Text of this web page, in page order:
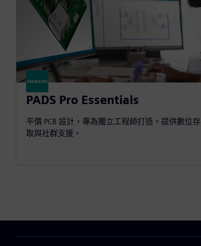
PADS Pro Essentials
平價 PCB 設計，專為獨立工程師打造。提供數位存
取與社群支援。